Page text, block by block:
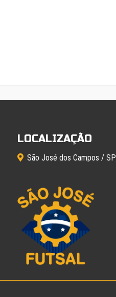
LOCALIZAÇÃO
São José dos Campos / SP